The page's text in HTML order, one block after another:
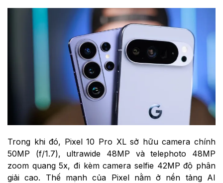
Trong khi đó, Pixel 10 Pro XL sở hữu camera chính
50MP (f/1.7), ultrawide 48MP và telephoto 48MP
zoom quang 5x, đi kèm camera selfie 42MP độ phân
giải cao. Thế mạnh của Pixel nằm ở nền tảng AI